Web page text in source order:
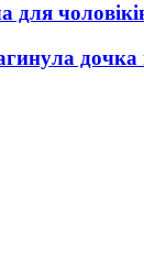
для
дочка